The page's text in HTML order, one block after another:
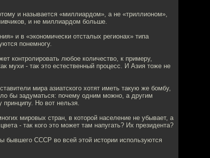
и называется «миллиардом», а не «триллионом»,
и не миллиардом больше.
и в «экономически отсталых регионах» типа
понемногу.
контролировать любое количество, к примеру,
мухи - так это естественный процесс. И Азия тоже не
мира азиатского хотят иметь такую же бомбу,
бы задуматься: почему одним можно, а другим
Но вот нельзя.
мировых стран, в которой население не убывает, а
- так кого это может там напугать? Их президента?
бывшего СССР во всей этой истории используются